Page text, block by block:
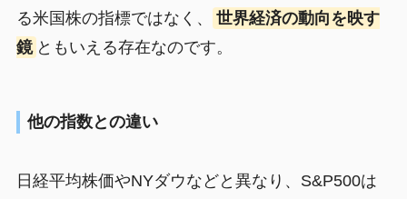
る米国株の指標ではなく、
世界経済の動向を映す
鏡 ともいえる存在なのです。
他の指数との違い
日経平均株価やNYダウなどと異なり、S&P500は